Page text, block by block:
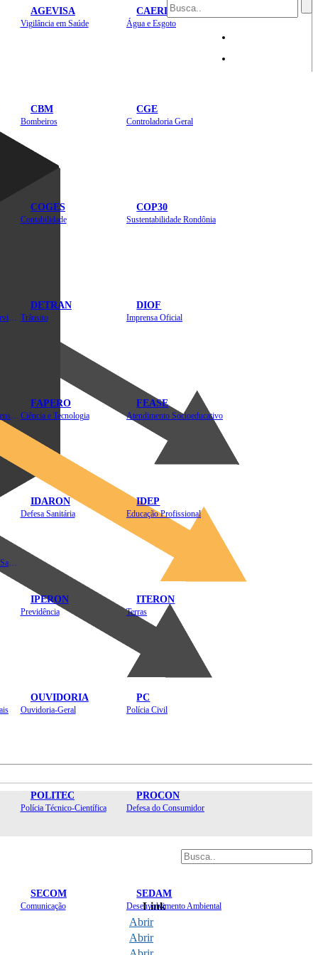
AGEVISA
Vigilância em Saúde
CAERD
Água e Esgoto
CBM
Bombeiros
CGE
Controladoria Geral
COGES
Contabilidade
COP30
Sustentabilidade Rondônia
DETRAN
Trânsito
DIOF
Imprensa Oficial
FAPERO
Ciência e Tecnologia
FEASE
Atendimento Socioeducativo
IDARON
Defesa Sanitária
IDEP
Educação Profissional
IPERON
Previdência
ITERON
Terras
OUVIDORIA
Ouvidoria-Geral
PC
Polícia Civil
POLITEC
Polícia Técnico-Científica
PROCON
Defesa do Consumidor
SECOM
Comunicação
SEDAM
Desenvolvimento Ambiental
Mapa do Site
Link
Abrir
Abrir